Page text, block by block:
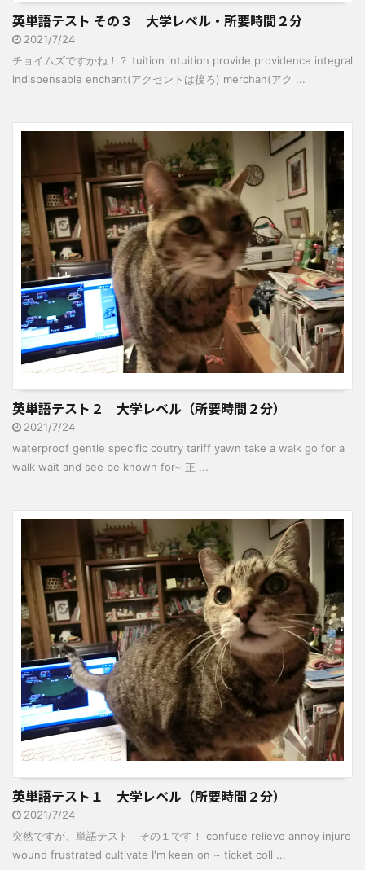
英単語テスト その３ 大学レベル・所要時間２分
2021/7/24
チョイムズですかね！？ tuition intuition provide providence integral
indispensable enchant(アクセントは後ろ) merchan(アク ...
英単語テスト２ 大学レベル（所要時間２分）
2021/7/24
waterproof gentle specific coutry tariff yawn take a walk go for a
walk wait and see be known for~ 正 ...
英単語テスト１ 大学レベル（所要時間２分）
2021/7/24
突然ですが、単語テスト その１です！ confuse relieve annoy injure
wound frustrated cultivate I'm keen on ~ ticket coll ...